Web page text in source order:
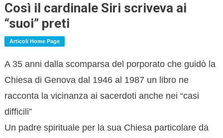
Così il cardinale Siri scriveva ai
“suoi” preti
Articoli Home Page
A 35 anni dalla scomparsa del porporato che guidò la
Chiesa di Genova dal 1946 al 1987 un libro ne
racconta la vicinanza ai sacerdoti anche nei “casi
difficili”
Un padre spirituale per la sua Chiesa particolare da